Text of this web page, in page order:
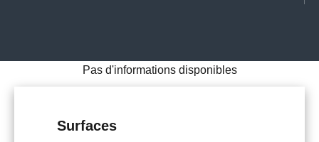
Pas d'informations disponibles
Surfaces